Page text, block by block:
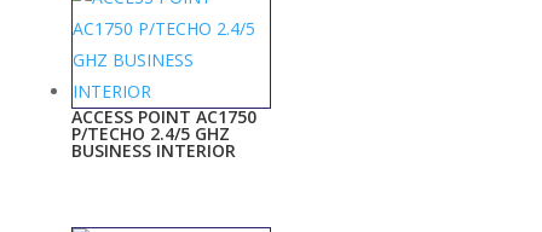
ACCESS POINT AC1750
P/TECHO 2.4/5 GHZ
BUSINESS INTERIOR